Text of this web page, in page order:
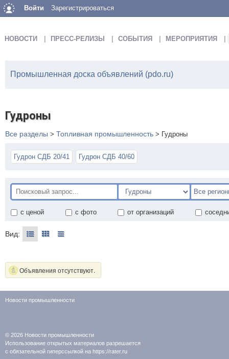
Войти Зарегистрироваться
НОВОСТИ ПРЕСС-РЕЛИЗЫ СОБЫТИЯ МЕРОПРИЯТИЯ
Промышленная доска объявлений (pdo.ru)
Гудроны
Все разделы > Топливная промышленность > Гудроны
Гудрон СДБ 20/41 Гудрон СДБ 40/60
с ценой с фото от организаций
Вид:
Объявления отсутствуют.
Новости промышленности
© 2026 Новости промышленности
Использование открытых материалов разрешается
с обязательной гиперссылкой на https://rater.ru